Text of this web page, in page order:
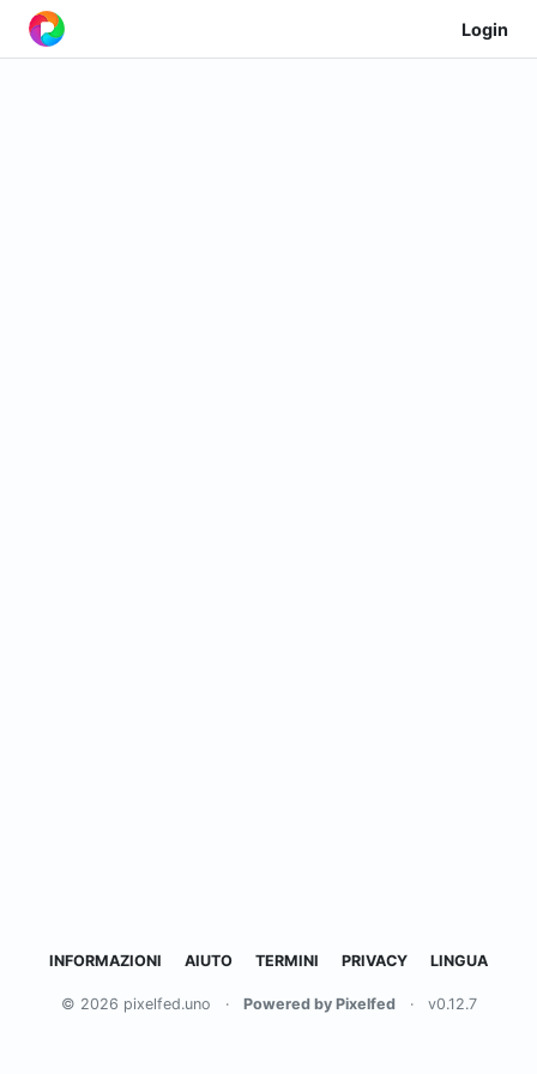
Login
INFORMAZIONI AIUTO TERMINI PRIVACY LINGUA
© 2026 pixelfed.uno · Powered by Pixelfed · v0.12.7